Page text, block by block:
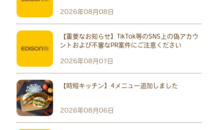
2026年08月08日
【重要なお知らせ】TikTok等のSNS上の偽アカウ
ントおよび不審なPR案件にご注意ください
2026年08月07日
【時短キッチン】4メニュー追加しました
2026年08月06日